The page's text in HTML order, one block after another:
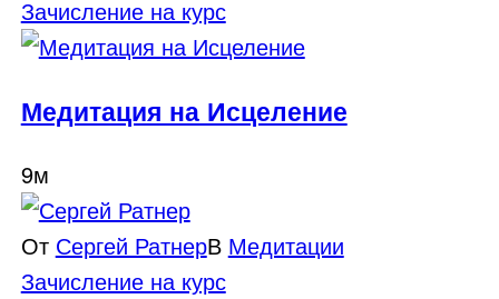
Зачисление на курс
Медитация на Исцеление
9м
От Сергей РатнерВ Медитации
Зачисление на курс